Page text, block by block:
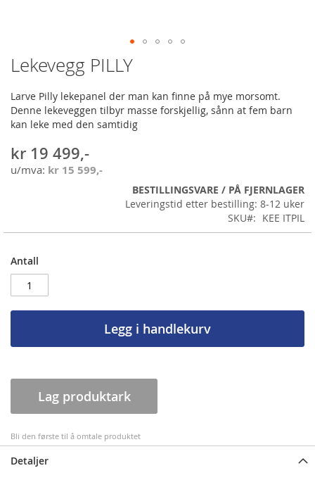
Gå
til
begynnelsen
av
bildegalleri
Lekevegg PILLY
Larve Pilly lekepanel der man kan finne på mye morsomt.
Denne lekeveggen tilbyr masse forskjellig, sånn at fem barn
kan leke med den samtidig
kr 19 499,-
kr 15 599,-
BESTILLINGSVARE / PÅ FJERNLAGER
Leveringstid etter bestilling: 8-12 uker
SKU
KEE ITPIL
Antall
Legg i handlekurv
Lag produktark
Bli den første til å omtale produktet
Detaljer